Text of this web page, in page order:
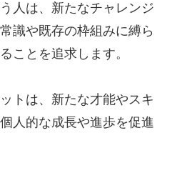
人は、新たなチャレンジ
識や既存の枠組みに縛ら
ことを追求します。
トは、新たな才能やスキ
人的な成長や進歩を促進